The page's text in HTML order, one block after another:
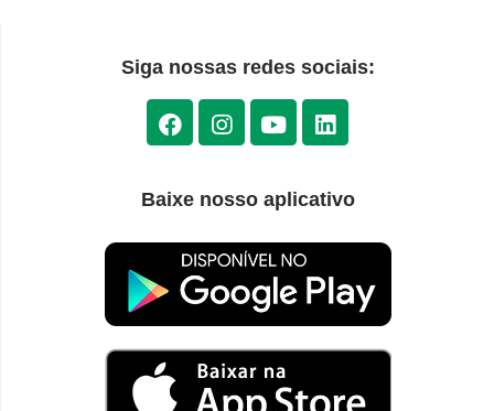
Siga nossas redes sociais:
Baixe nosso aplicativo